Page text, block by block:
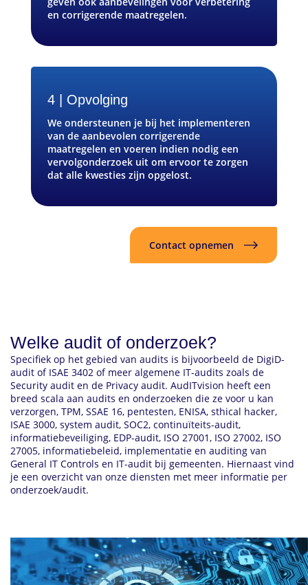
en corrigerende maatregelen.
4 | Opvolging
We ondersteunen je bij het implementeren
van de aanbevolen corrigerende
maatregelen en voeren indien nodig een
vervolgonderzoek uit om ervoor te zorgen
dat alle kwesties zijn opgelost.
Contact opnemen
Welke audit of onderzoek?
Specifiek op het gebied van audits is bijvoorbeeld de DigiD-
audit of ISAE 3402 of meer algemene IT-audits zoals de
Security audit en de Privacy audit. AudITvision heeft een
breed scala aan audits en onderzoeken die ze voor u kan
verzorgen, TPM, SSAE 16, pentesten, ENISA, sthical hacker,
ISAE 3000, system audit, SOC2, continuïteits-audit,
informatiebeveiliging, EDP-audit, ISO 27001, ISO 27002, ISO
27005, informatiebeleid, implementatie en auditing van
General IT Controls en IT-audit bij gemeenten. Hiernaast vind
je een overzicht van onze diensten met meer informatie per
onderzoek/audit.